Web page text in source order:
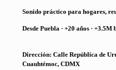
Sonido práctico para hogares,
Desde Puebla · +20 años · +3.5M
Dirección: Calle República de
Cuauhtémoc, CDMX